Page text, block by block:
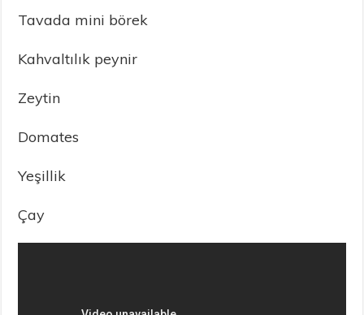
Tavada mini börek
Kahvaltılık peynir
Zeytin
Domates
Yeşillik
Çay